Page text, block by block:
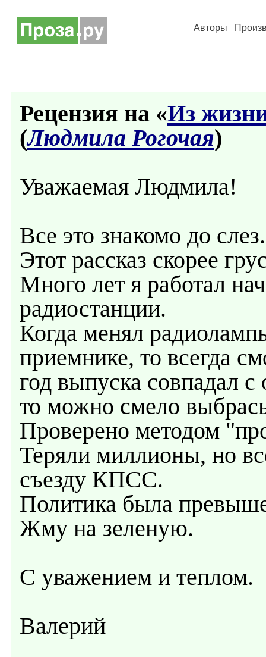
Авторы
Рецензия на «Из
(Людмила Рогочая)
Уважаемая Людмила!
Все это знакомо до слез.
Этот рассказ скорее
Много лет я работал
радиостанции.
Когда менял
приемнике, то всегда
год выпуска совпадал
то можно смело
Проверено методом
Теряли миллионы, но
съезду КПСС.
Политика была
Жму на зеленую.
С уважением и теплом.
Валерий